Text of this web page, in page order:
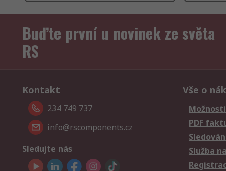
Buďte první u novinek ze světa
RS
Kontakt
234 749 737
info@rscomponents.cz
Sledujte nás
Vše o
PDF
Služba